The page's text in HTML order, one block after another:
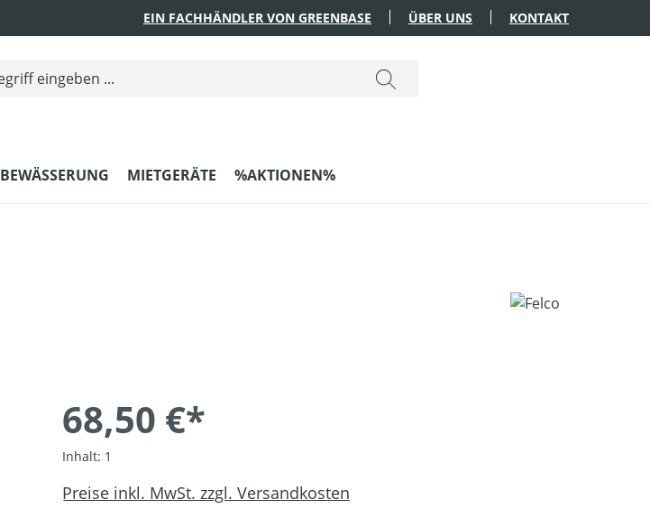
EIN FACHHÄNDLER VON GREENBASE ÜBER UNS KONTAKT
BEWÄSSERUNG MIETGERÄTE %AKTIONEN%
68,50 €*
Inhalt: 1
Preise inkl. MwSt. zzgl. Versandkosten